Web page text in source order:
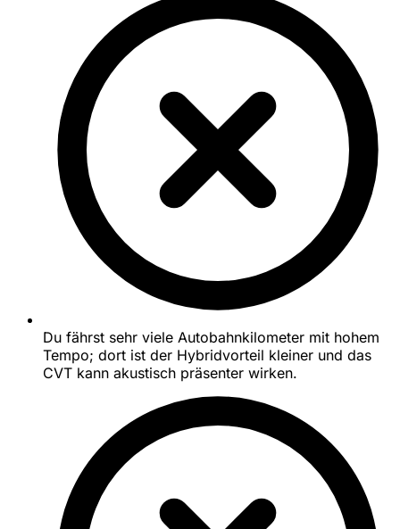
Du fährst sehr viele Autobahnkilometer mit hohem
Tempo; dort ist der Hybridvorteil kleiner und das
CVT kann akustisch präsenter wirken.